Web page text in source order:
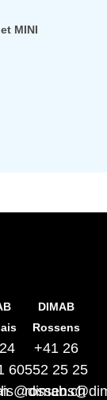
MINI
60
DIMAB
Rossens
+41 26
552 25 25